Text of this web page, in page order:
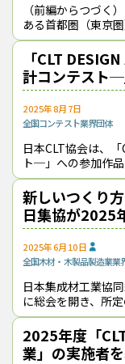
（前編からつづく
ある首都圏（東京
町。最新需要のト
だが、この地で、
「CLT
計コンテスト
け中
2025年8月7日
全国コンテスト業界団体
日本CLT協会は、
ト─」への参加作
齢者のための生活
の建築
新しいつくり
日集協が2025
2025年6月10日
全国木材・木製品製造業業
日本集成材工業協
に総会を開き、所定の
長は、「住宅着工
とかなるという時
2025年度「
業」の実施者